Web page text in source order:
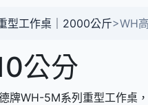
型工作桌｜2000公斤>WH
公分
WH-5M系列重型工作桌